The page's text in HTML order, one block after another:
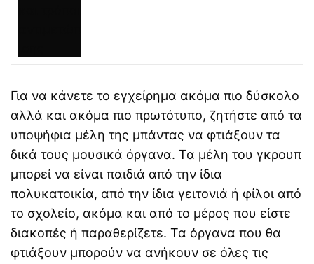
Για να κάνετε το εγχείρημα ακόμα πιο δύσκολο
αλλά και ακόμα πιο πρωτότυπο, ζητήστε από τα
υποψήφια μέλη της μπάντας να φτιάξουν τα
δικά τους μουσικά όργανα. Τα μέλη του γκρουπ
μπορεί να είναι παιδιά από την ίδια
πολυκατοικία, από την ίδια γειτονιά ή φίλοι από
το σχολείο, ακόμα και από το μέρος που είστε
διακοπές ή παραθερίζετε. Τα όργανα που θα
φτιάξουν μπορούν να ανήκουν σε όλες τις